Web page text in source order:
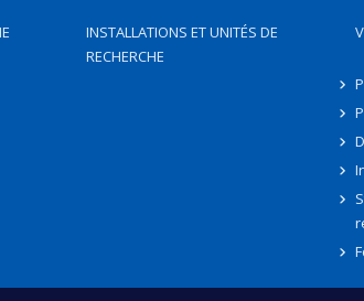
INSTALLATIONS ET UNITÉS DE
RECHERCHE